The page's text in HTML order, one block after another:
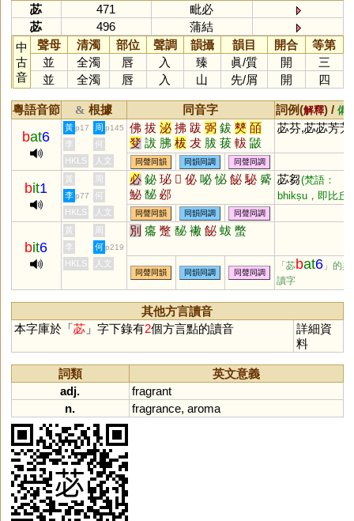
苾
471
毗必
苾
496
蒲結
中
古
音
聲母 清濁 部位 聲調 韻攝 韻目 開合
等第
並
全濁 唇 入 臻 眞/質 開
三
並
全濁 唇 入 山 先/屑 開 四
粵語音節 & 根據 同音字 詞例(解釋) / 備
bat6
黃 p17 周 p145 佛 拔 泌 拂 跋 弼 鈸 僰 皕
癹 詙 胇 柭 犮 胈 菝 軷 鼥
妼 茇 邲 駜 魃
苾芬,苾苾芳芳
李
何
HKLS
人文 同聲同韻 同韻同調 同聲同調
bit1
黃 周 必 鉍 珌 𠦒 佖 咇 怭 飶 駜 觱
鮅 馝 邲
苾芻(梵語：
bhikṣu，即比丘)
李 p77
何
HKLS
人文 同聲同韻 同韻同調 同聲同調
bit6
黃 周 別 癟 蹩 馝 襒 飶 蛂 蟞
李 何 p219
HKLS 人文
同聲同韻 同韻同調 同聲同調
「苾bat6 」的異
讀字
其他方言讀音
本字庫於「苾」字下錄有2個方言點的讀音
詳細資
料
詞類
英文意義
adj.
fragrant
n.
fragrance, aroma